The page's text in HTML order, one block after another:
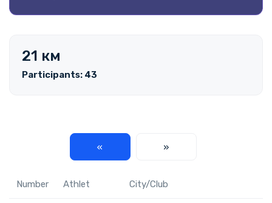
21 км
Participants: 43
« »
Number Athlet City/Club